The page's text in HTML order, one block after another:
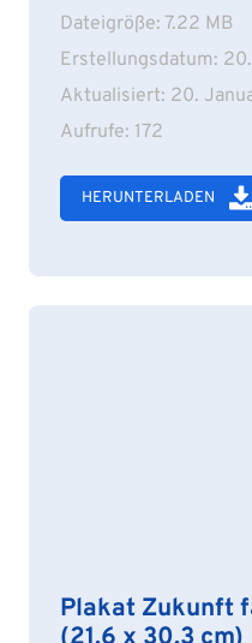
Dateigröße: 7.22 MB
Erstellungsdatum:
Aktualisiert: 20.
Aufrufe: 172
HERUNTERLADEN
Plakat Zukunft